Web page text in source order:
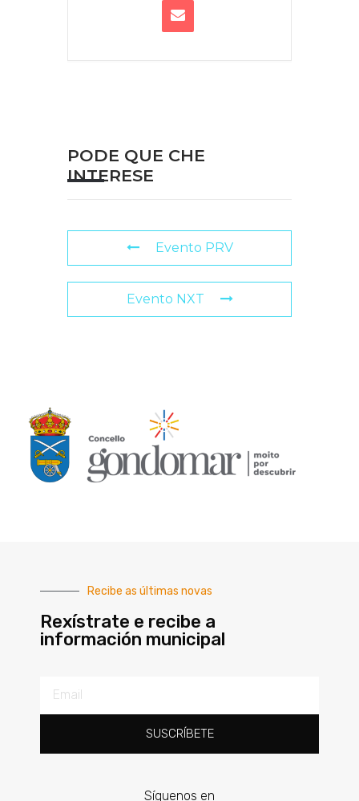
PODE QUE CHE
INTERESE
Evento PRV
Evento NXT
Recibe as últimas novas
Rexístrate e recibe a
información municipal
SUSCRÍBETE
Síguenos en